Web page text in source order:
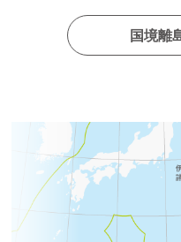
スペシャルインタビュ
（千葉工業大学 次世代
スペシャルインタビュ
（東京海洋大学学術研究
2025年03月01日
令和６年度 沖ノ鳥島・
成果報告について
国境離